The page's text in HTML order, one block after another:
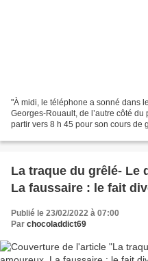
"À midi, le téléphone a sonné dans
Georges-Rouault, de l’autre côté
partir vers 8 h 45 pour son cours de
La traque du grêlé- Le
La faussaire : le fait
Publié le 23/02/2022 à 07:00
Par chocoladdict69